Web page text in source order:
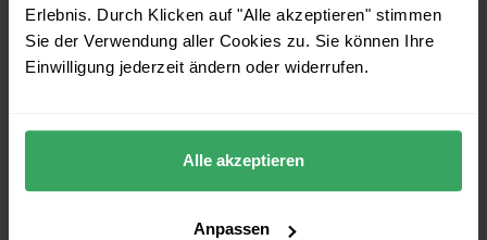
Erlebnis. Durch Klicken auf "Alle akzeptieren" stimmen
Sie der Verwendung aller Cookies zu. Sie können Ihre
Einwilligung jederzeit ändern oder widerrufen.
Alle akzeptieren
Anpassen